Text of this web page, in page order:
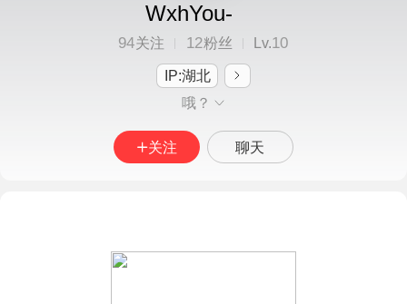
WxhYou-
94关注 12粉丝 Lv.10
IP:湖北
哦？
关注 聊天